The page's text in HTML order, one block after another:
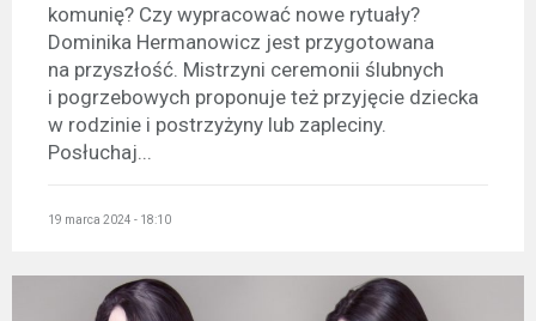
komunię? Czy wypracować nowe rytuały?
Dominika Hermanowicz jest przygotowana
na przyszłość. Mistrzyni ceremonii ślubnych
i pogrzebowych proponuje też przyjęcie dziecka
w rodzinie i postrzyżyny lub zapleciny.
Posłuchaj...
19 marca 2024 - 18:10